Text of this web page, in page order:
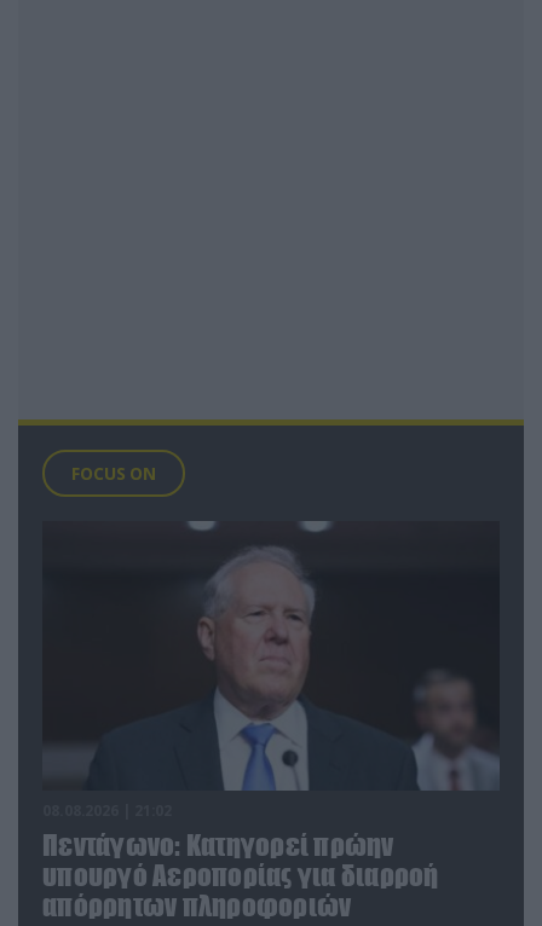
FOCUS ON
Πεντάγωνο: Κατηγορεί πρώην
υπουργό Αεροπορίας για διαρροή
απόρρητων πληροφοριών